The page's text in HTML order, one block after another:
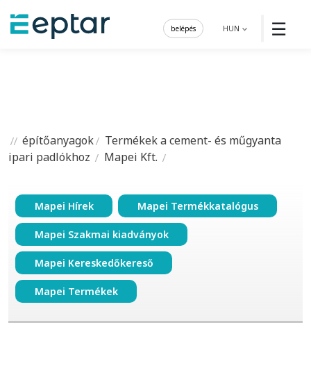
☰
HUN
belépés
építőanyagok
Termékek a cement- és műgyanta
ipari padlókhoz
Mapei Kft.
Mapei Hírek Mapei Termékkatalógus
Mapei Szakmai kiadványok
Mapei Kereskedőkereső
Mapei Termékek